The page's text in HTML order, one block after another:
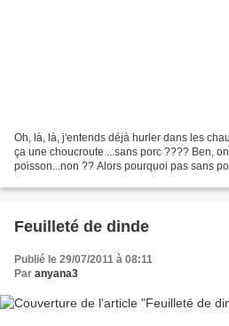
Oh, là, là, j'entends déjà hurler dans les
ça une choucroute ...sans porc ???? Ben,
poisson...non ?? Alors pourquoi pas sans
Feuilleté de dinde
Publié le 29/07/2011 à 08:11
Par anyana3